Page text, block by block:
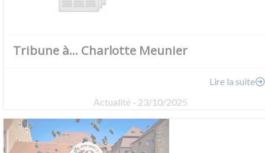
Tribune à... Charlotte Meunier
Lire la suite
Actualité - 23/10/2025